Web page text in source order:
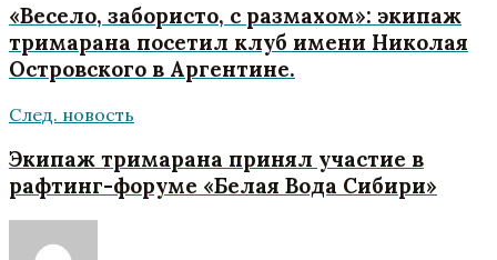
«Весело, забористо, с размахом»: экипаж
тримарана посетил клуб имени Николая
Островского в Аргентине.
След. новость
Экипаж тримарана принял участие в
рафтинг-форуме «Белая Вода Сибири»